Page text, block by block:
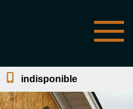
indisponible